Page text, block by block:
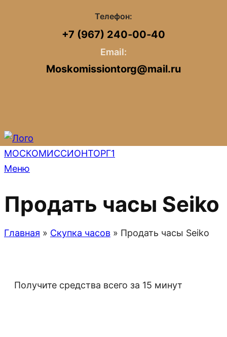
Телефон:
+7 (967) 240‑00‑40
Email:
Moskomissiontorg@mail.ru
Меню
Продать часы Seiko
Главная » Скупка часов » Продать часы Seiko
Получите средства всего за 15 минут